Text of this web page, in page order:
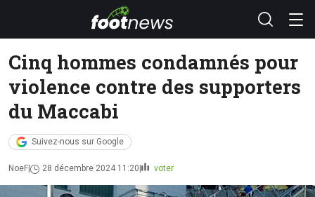
Cinq hommes condamnés pour
violence contre des supporters
du Maccabi
Suivez-nous sur Google
NoeF 28 décembre 2024 11:20 voter